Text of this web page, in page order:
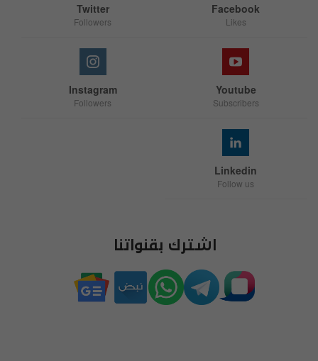
Facebook
Likes
Twitter
Followers
Youtube
Subscribers
Instagram
Followers
Linkedin
Follow us
اشترك بقنواتنا